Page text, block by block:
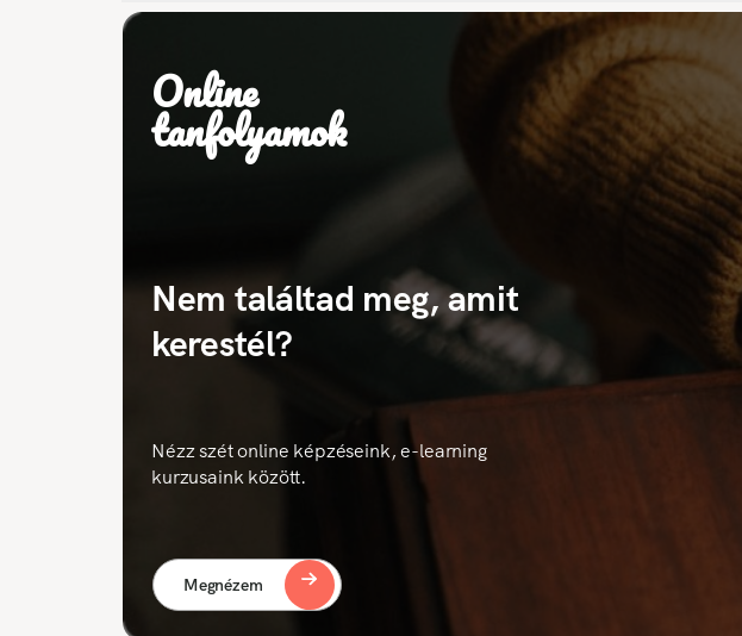
Online
tanfolyamok
Nem találtad meg, amit
kerestél?
Nézz szét online képzéseink, e-learning
kurzusaink között.
Megnézem